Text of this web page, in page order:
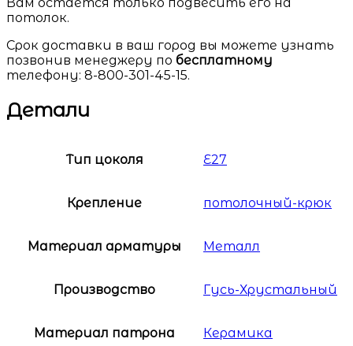
потолок.
Срок доставки в ваш город вы можете узнать
позвонив менеджеру по бесплатному
телефону: 8-800-301-45-15.
Детали
Тип цоколя Е27
Крепление потолочный-крюк
Материал арматуры Металл
Производство Гусь-Хрустальный
Материал патрона Керамика